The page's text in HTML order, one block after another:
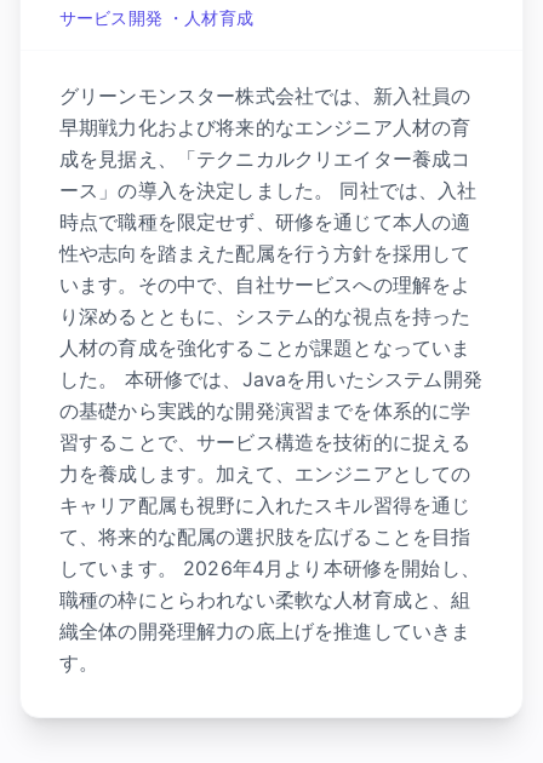
サービス開発 ・人材育成
グリーンモンスター株式会社では、新入社員の
早期戦力化および将来的なエンジニア人材の育
成を見据え、「テクニカルクリエイター養成コ
ース」の導入を決定しました。 同社では、入社
時点で職種を限定せず、研修を通じて本人の適
性や志向を踏まえた配属を行う方針を採用して
います。その中で、自社サービスへの理解をよ
り深めるとともに、システム的な視点を持った
人材の育成を強化することが課題となっていま
した。 本研修では、Javaを用いたシステム開発
の基礎から実践的な開発演習までを体系的に学
習することで、サービス構造を技術的に捉える
力を養成します。加えて、エンジニアとしての
キャリア配属も視野に入れたスキル習得を通じ
て、将来的な配属の選択肢を広げることを目指
しています。 2026年4月より本研修を開始し、
職種の枠にとらわれない柔軟な人材育成と、組
織全体の開発理解力の底上げを推進していきま
す。